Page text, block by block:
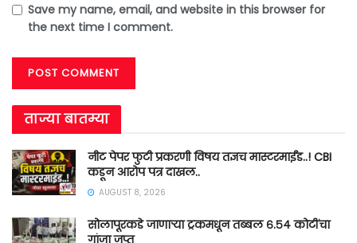
Save my name, email, and website in this browser for
the next time I comment.
ताज्या बातम्या
नीट पेपर फुटी प्रकरणी विषय तज्ञच मास्टरमाईंड..! CBI
कडून आरोप पत्र दाखल..
AUGUST 8, 2026
सोलापूरकडे जाणाऱ्या ट्रकमधून तब्बल ६.५४ कोटींचा
गांजा जप्त